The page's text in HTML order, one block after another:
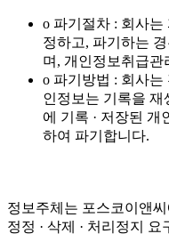
o 파기절차 : 회사는
정하고, 파기하는
며, 개인정보취급
o 파기방법 : 회사는
인정보는 기록을 재
에 기록 · 저장된
하여 파기합니다.
정보주체는 포스코이앤
정정 · 삭제 · 처리정지